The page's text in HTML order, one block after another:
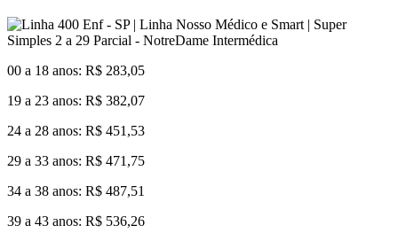
00 a 18 anos: R$ 283,05
19 a 23 anos: R$ 382,07
24 a 28 anos: R$ 451,53
29 a 33 anos: R$ 471,75
34 a 38 anos: R$ 487,51
39 a 43 anos: R$ 536,26